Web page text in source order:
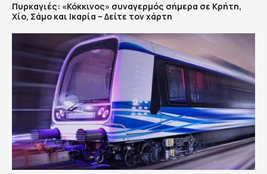
Πυρκαγιές: «Κόκκινος» συναγερμός σήμερα σε Κρήτη,
Χίο, Σάμο και Ικαρία – Δείτε τον χάρτη